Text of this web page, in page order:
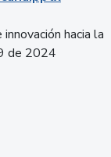
hacia la
de 2024